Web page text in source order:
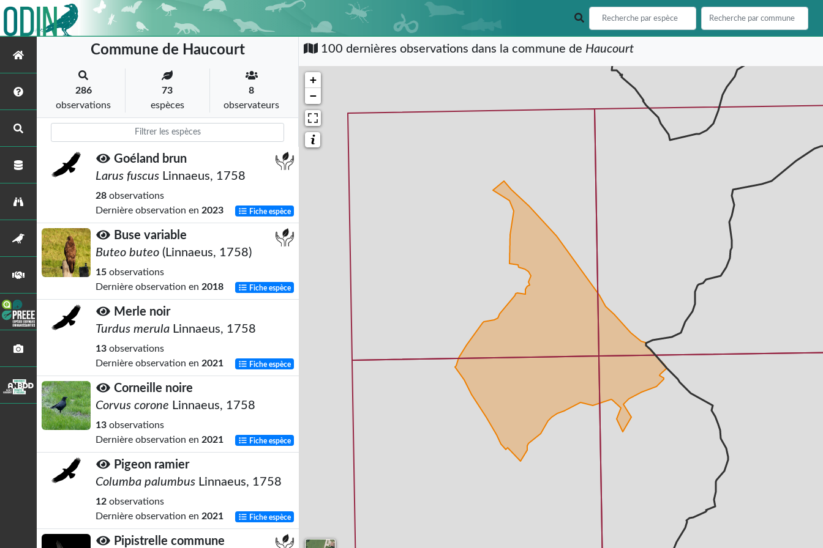
Commune de Haucourt
286
observations
73
espèces
8
observateurs
Goéland brun
Larus fuscus Linnaeus, 1758
28 observations
Dernière observation en 2023 Fiche espèce
Buse variable
Buteo buteo (Linnaeus, 1758)
15 observations
Dernière observation en 2018 Fiche espèce
Merle noir
Turdus merula Linnaeus, 1758
13 observations
Dernière observation en 2021 Fiche espèce
Corneille noire
Corvus corone Linnaeus, 1758
13 observations
Dernière observation en 2021 Fiche espèce
Pigeon ramier
Columba palumbus Linnaeus, 1758
12 observations
Dernière observation en 2021 Fiche espèce
Pipistrelle commune
100 dernières observations dans la commune de Haucourt
+
−